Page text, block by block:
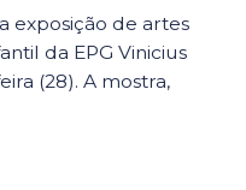
exposição de artes
da EPG Vinicius
(28). A mostra,